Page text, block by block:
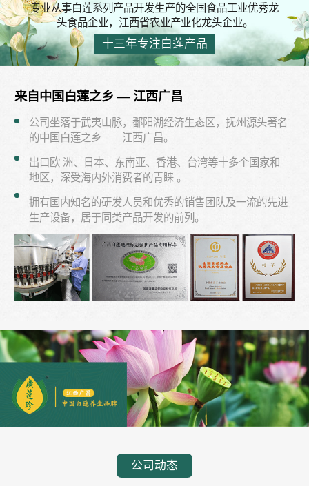
专业从事白莲系列产品开发生产的全国食品工业优秀龙
头食品企业，江西省农业产业化龙头企业。
十三年专注白莲产品
来自中国白莲之乡 — 江西广昌
公司坐落于武夷山脉，鄱阳湖经济生态区，抚州源头著名
的中国白莲之乡——江西广昌。
出口欧 洲、日本、东南亚、香港、台湾等十多个国家和
地区，深受海内外消费者的青睐 。
拥有国内知名的研发人员和优秀的销售团队及一流的先进
生产设备，居于同类产品开发的前列。
公司动态